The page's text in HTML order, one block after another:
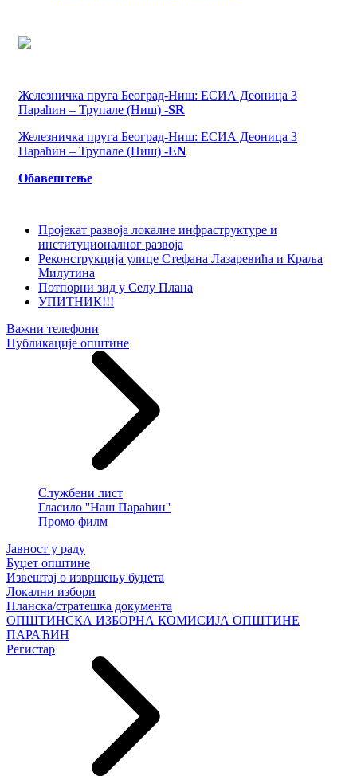
Железничка пруга Београд-Ниш: ЕСИА Деоница 3
Параћин – Трупале (Ниш) -SR
Железничка пруга Београд-Ниш: ЕСИА Деоница 3
Параћин – Трупале (Ниш) -EN
Обавештење
Пројекaт развоја локалне инфраструктуре и
институционалног развоја
Реконструкција улице Стефана Лазаревића и Краља
Милутина
Потпорни зид у Селу Плана
УПИТНИК!!!
Важни телефони
Публикације општине
Службени лист
Гласило ''Наш Параћин''
Промо филм
Јавност у раду
Буџет општине
Извештај о извршењу буџета
Локални избори
Планска/стратешка документа
ОПШТИНСКА ИЗБОРНА КОМИСИЈА ОПШТИНЕ
ПАРАЋИН
Регистар